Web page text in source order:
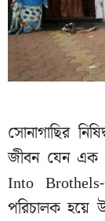
সোনাগাছির
জীবন যেন এক
Into
পরিচালক হয়ে